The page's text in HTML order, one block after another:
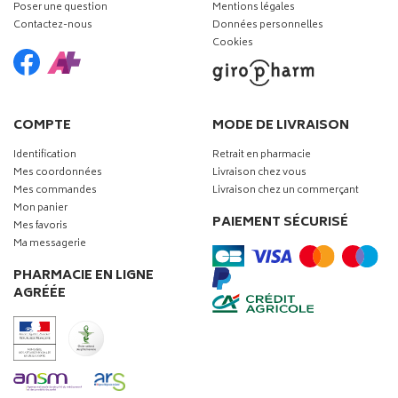
Poser une question
Contactez-nous
Mentions légales
Données personnelles
Cookies
COMPTE
Identification
Mes coordonnées
Mes commandes
Mon panier
Mes favoris
Ma messagerie
PHARMACIE EN LIGNE
AGRÉÉE
MODE DE LIVRAISON
Retrait en pharmacie
Livraison chez vous
Livraison chez un commerçant
PAIEMENT SÉCURISÉ